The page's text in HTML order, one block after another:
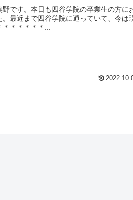
です。本日も四谷学院の卒業生の方に
最近まで四谷学院に通っていて、今は
＊＊＊＊＊＊...